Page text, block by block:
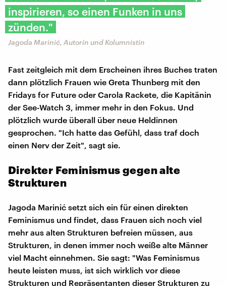
inspirieren, so einen Funken in uns
zünden."
Jagoda Marinić, Autorin und Kolumnistin
Fast zeitgleich mit dem Erscheinen ihres Buches traten
dann plötzlich Frauen wie Greta Thunberg mit den
Fridays for Future oder Carola Rackete, die Kapitänin
der See-Watch 3, immer mehr in den Fokus. Und
plötzlich wurde überall über neue Heldinnen
gesprochen. "Ich hatte das Gefühl, dass traf doch
einen Nerv der Zeit", sagt sie.
Direkter Feminismus gegen alte
Strukturen
Jagoda Marinić setzt sich ein für einen direkten
Feminismus und findet, dass Frauen sich noch viel
mehr aus alten Strukturen befreien müssen, aus
Strukturen, in denen immer noch weiße alte Männer
viel Macht einnehmen. Sie sagt: "Was Feminismus
heute leisten muss, ist sich wirklich vor diese
Strukturen und Repräsentanten dieser Strukturen zu